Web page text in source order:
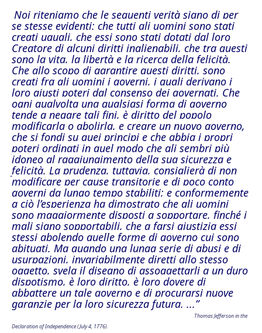
Noi riteniamo che le seguenti verità siano di per
se stesse evidenti: che tutti gli uomini sono stati
creati uguali, che essi sono stati dotati dal loro
Creatore di alcuni diritti inalienabili, che tra questi
sono la vita, la libertà e la ricerca della felicità.
Che allo scopo di garantire questi diritti, sono
creati fra gli uomini i governi, i quali derivano i
loro giusti poteri dal consenso dei governati. Che
ogni qualvolta una qualsiasi forma di governo
tende a negare tali fini, è diritto del popolo
modificarla o abolirla, e creare un nuovo governo,
che si fondi su quei principi e che abbia i propri
poteri ordinati in quel modo che gli sembri più
idoneo al raggiungimento della sua sicurezza e
felicità. La prudenza, tuttavia, consiglierà di non
modificare per cause transitorie e di poco conto
governi da lungo tempo stabiliti; e conformemente
a ciò l’esperienza ha dimostrato che gli uomini
sono maggiormente disposti a sopportare, finché i
mali siano sopportabili, che a farsi giustizia essi
stessi abolendo quelle forme di governo cui sono
abituati. Ma quando una lunga serie di abusi e di
usurpazioni, invariabilmente diretti allo stesso
oggetto, svela il disegno di assoggettarli a un duro
dispotismo, è loro diritto, è loro dovere di
abbattere un tale governo e di procurarsi nuove
garanzie per la loro sicurezza futura. ...”
Thomas Jefferson in the
Declaration of Independence (July 4, 1776).